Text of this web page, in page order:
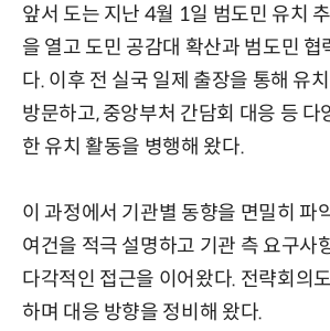
앞서 도는 지난 4월 1일 범도민 유치
을 열고 도민 공감대 확산과 범도민 협
다. 이후 전 실국 일제 출장을 통해 유
방문하고, 중앙부처 간담회 대응 등 다
한 유치 활동을 병행해 왔다.
이 과정에서 기관별 동향을 면밀히 파
여건을 적극 설명하고 기관 측 요구사
다각적인 접근을 이어왔다. 전략회의
하며 대응 방향을 정비해 왔다.